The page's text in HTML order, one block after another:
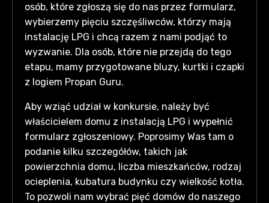
osób, które zgłoszą się do nas przez formularz,
wybierzemy pięciu szczęśliwców, którzy mają
instalację LPG i chcą razem z nami podjąć to
wyzwanie. Dla osób, które nie przejdą do tego
etapu, mamy przygotowane bluzy, kurtki i czapki
z logiem Propan Guru.
Aby wziąć udział w konkursie, należy być
właścicielem domu z instalacją LPG i wypełnić
formularz zgłoszeniowy. Poprosimy Was tam o
podanie kilku szczegółów, takich jak
powierzchnia domu, liczba mieszkańców, rodzaj
ocieplenia, kubatura budynku czy wielkość kotła.
To pozwoli nam wybrać pięć domów do naszego